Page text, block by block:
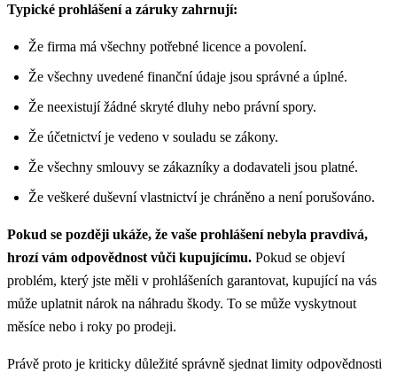
Typické prohlášení a záruky zahrnují:
Že firma má všechny potřebné licence a povolení.
Že všechny uvedené finanční údaje jsou správné a úplné.
Že neexistují žádné skryté dluhy nebo právní spory.
Že účetnictví je vedeno v souladu se zákony.
Že všechny smlouvy se zákazníky a dodavateli jsou platné.
Že veškeré duševní vlastnictví je chráněno a není porušováno.
Pokud se později ukáže, že vaše prohlášení nebyla pravdivá,
hrozí vám odpovědnost vůči kupujícímu. Pokud se objeví
problém, který jste měli v prohlášeních garantovat, kupující na vás
může uplatnit nárok na náhradu škody. To se může vyskytnout
měsíce nebo i roky po prodeji.
Právě proto je kriticky důležité správně sjednat limity odpovědnosti